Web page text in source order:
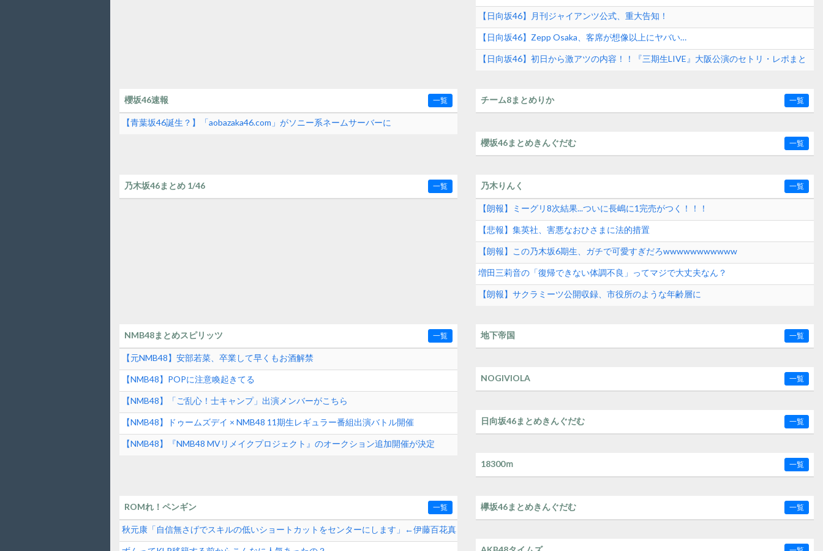
【日向坂46】月刊ジャイアンツ公式、重大告知！
【日向坂46】Zepp Osaka、客席が想像以上にヤバい…
【日向坂46】初日から激アツの内容！！『三期生LIVE』大阪公演のセトリ・レポまと
櫻坂46速報 一覧
【青葉坂46誕生？】「aobazaka46.com」がソニー系ネームサーバーに
チーム8まとめりか 一覧
櫻坂46まとめきんぐだむ 一覧
乃木坂46まとめ 1/46 一覧 乃木りんく 一覧
【朗報】ミーグリ8次結果...ついに長嶋に1完売がつく！！！
【悲報】集英社、害悪なおひさまに法的措置
【朗報】この乃木坂6期生、ガチで可愛すぎだろwwwwwwwwwww
増田三莉音の「復帰できない体調不良」ってマジで大丈夫なん？
【朗報】サクラミーツ公開収録、市役所のような年齢層に
NMB48まとめスピリッツ 一覧
【元NMB48】安部若菜、卒業して早くもお酒解禁
【NMB48】POPに注意喚起きてる
【NMB48】「ご乱心！士キャンプ」出演メンバーがこちら
【NMB48】ドゥームズデイ × NMB48 11期生レギュラー番組出演バトル開催
【NMB48】『NMB48 MVリメイクプロジェクト』のオークション追加開催が決定
地下帝国 一覧
NOGIVIOLA 一覧
日向坂46まとめきんぐだむ 一覧
18300ｍ 一覧
ROMれ！ペンギン 一覧
秋元康「自信無さげでスキルの低いショートカットをセンターにします」←伊藤百花真
逆じゃね？
欅坂46まとめきんぐだむ 一覧